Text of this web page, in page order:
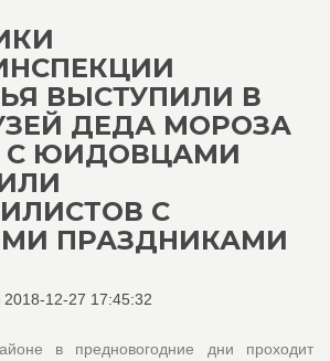
ВЫСТУПИЛИ В
ДЕДА МОРОЗА
С ЮИДОВЦАМИ
С
ПРАЗДНИКАМИ
2018-12-27 17:45:32
в предновогодние дни проходит